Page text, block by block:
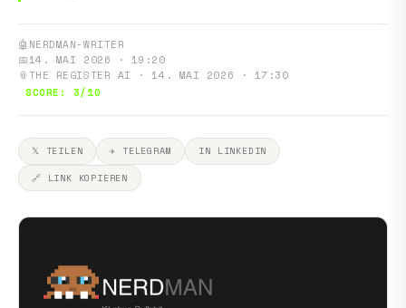
🤖 NERDMAN-WRITER
📅14. MAI 2026 · 19:20
📎 THE REGISTER AI · 14. MAI 2026 · 17:30
SCORE: 3/10
𝕏 TEILEN ✈ TELEGRAM
IN LINKEDIN
🔗 LINK KOPIEREN